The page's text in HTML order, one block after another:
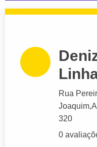
Rua
Joaquim,
320
0